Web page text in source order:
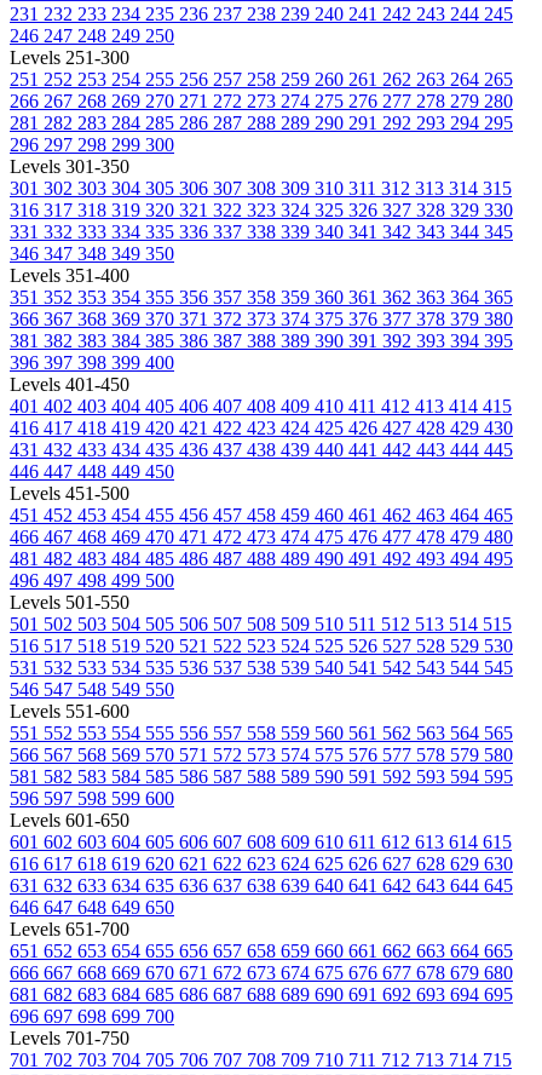
231 232 233 234 235 236 237 238 239 240 241 242 243 244 245
246 247 248 249 250
Levels 251-300
251 252 253 254 255 256 257 258 259 260 261 262 263 264 265
266 267 268 269 270 271 272 273 274 275 276 277 278 279 280
281 282 283 284 285 286 287 288 289 290 291 292 293 294 295
296 297 298 299 300
Levels 301-350
301 302 303 304 305 306 307 308 309 310 311 312 313 314 315
316 317 318 319 320 321 322 323 324 325 326 327 328 329 330
331 332 333 334 335 336 337 338 339 340 341 342 343 344 345
346 347 348 349 350
Levels 351-400
351 352 353 354 355 356 357 358 359 360 361 362 363 364 365
366 367 368 369 370 371 372 373 374 375 376 377 378 379 380
381 382 383 384 385 386 387 388 389 390 391 392 393 394 395
396 397 398 399 400
Levels 401-450
401 402 403 404 405 406 407 408 409 410 411 412 413 414 415
416 417 418 419 420 421 422 423 424 425 426 427 428 429 430
431 432 433 434 435 436 437 438 439 440 441 442 443 444 445
446 447 448 449 450
Levels 451-500
451 452 453 454 455 456 457 458 459 460 461 462 463 464 465
466 467 468 469 470 471 472 473 474 475 476 477 478 479 480
481 482 483 484 485 486 487 488 489 490 491 492 493 494 495
496 497 498 499 500
Levels 501-550
501 502 503 504 505 506 507 508 509 510 511 512 513 514 515
516 517 518 519 520 521 522 523 524 525 526 527 528 529 530
531 532 533 534 535 536 537 538 539 540 541 542 543 544 545
546 547 548 549 550
Levels 551-600
551 552 553 554 555 556 557 558 559 560 561 562 563 564 565
566 567 568 569 570 571 572 573 574 575 576 577 578 579 580
581 582 583 584 585 586 587 588 589 590 591 592 593 594 595
596 597 598 599 600
Levels 601-650
601 602 603 604 605 606 607 608 609 610 611 612 613 614 615
616 617 618 619 620 621 622 623 624 625 626 627 628 629 630
631 632 633 634 635 636 637 638 639 640 641 642 643 644 645
646 647 648 649 650
Levels 651-700
651 652 653 654 655 656 657 658 659 660 661 662 663 664 665
666 667 668 669 670 671 672 673 674 675 676 677 678 679 680
681 682 683 684 685 686 687 688 689 690 691 692 693 694 695
696 697 698 699 700
Levels 701-750
701 702 703 704 705 706 707 708 709 710 711 712 713 714 715